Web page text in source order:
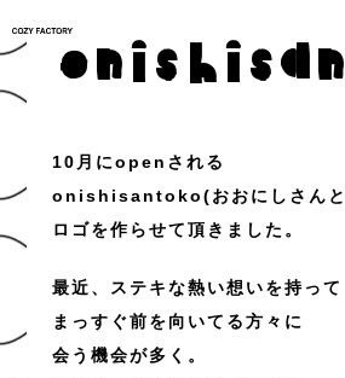
10月にopenされる
onishisantoko(おおにしさん
ロゴを作らせて頂きました。
最近、ステキな熱い想いを持って
まっすぐ前を向いてる方々に
会う機会が多く。